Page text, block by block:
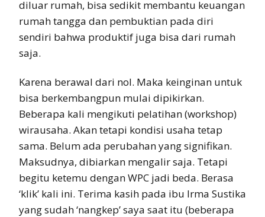
diluar rumah, bisa sedikit membantu keuangan
rumah tangga dan pembuktian pada diri
sendiri bahwa produktif juga bisa dari rumah
saja.
Karena berawal dari nol. Maka keinginan untuk
bisa berkembangpun mulai dipikirkan.
Beberapa kali mengikuti pelatihan (workshop)
wirausaha. Akan tetapi kondisi usaha tetap
sama. Belum ada perubahan yang signifikan.
Maksudnya, dibiarkan mengalir saja. Tetapi
begitu ketemu dengan WPC jadi beda. Berasa
‘klik’ kali ini. Terima kasih pada ibu Irma Sustika
yang sudah ‘nangkep’ saya saat itu (beberapa